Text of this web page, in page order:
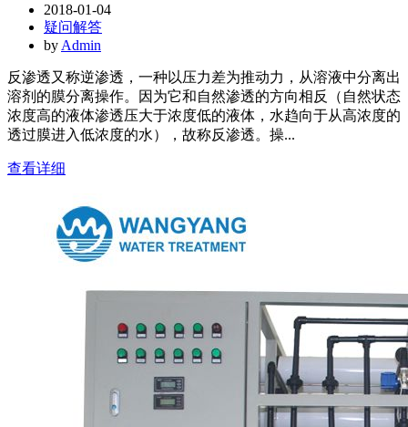
2018-01-04
疑问解答
by Admin
反渗透又称逆渗透，一种以压力差为推动力，从溶液中分离出
溶剂的膜分离操作。因为它和自然渗透的方向相反（自然状态
浓度高的液体渗透压大于浓度低的液体，水趋向于从高浓度的
透过膜进入低浓度的水），故称反渗透。操...
查看详细